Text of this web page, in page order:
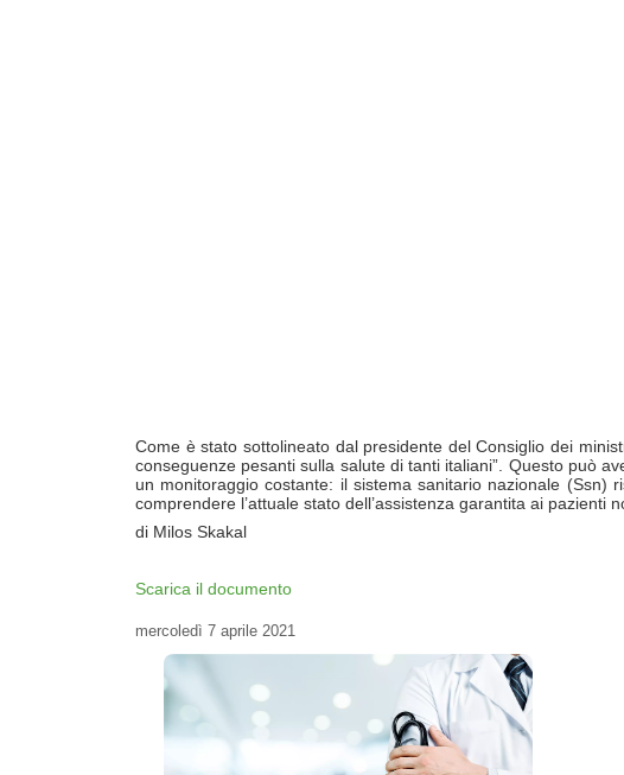
Come è stato sottolineato dal presidente del Consiglio dei
conseguenze pesanti sulla salute di tanti italiani”. Questo può
un monitoraggio costante: il sistema sanitario nazionale (Ssn)
comprendere l’attuale stato dell’assistenza garantita ai
di Milos Skakal
Scarica il documento
mercoledì 7 aprile 2021